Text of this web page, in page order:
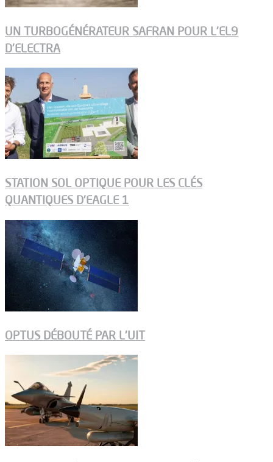
UN TURBOGÉNÉRATEUR SAFRAN POUR L’EL9
D’ELECTRA
STATION SOL OPTIQUE POUR LES CLÉS
QUANTIQUES D’EAGLE 1
OPTUS DÉBOUTÉ PAR L’UIT